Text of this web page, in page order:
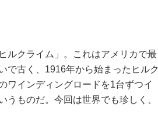
ルクライム」。これはアメリカで最
で古く、1916年から始まったヒルク
ワインディングロードを1台ずつイ
うものだ。今回は世界でも珍しく、